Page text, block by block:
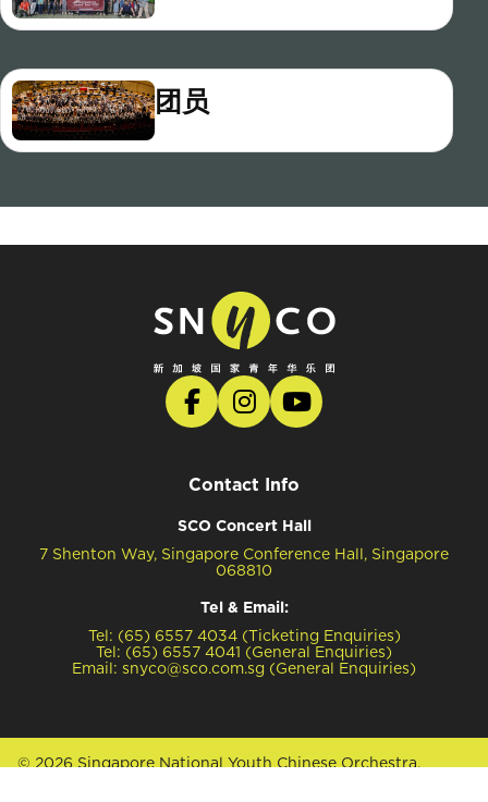
团员
Contact Info
SCO Concert Hall
7 Shenton Way, Singapore Conference Hall, Singapore
068810
Tel & Email:
Tel: (65) 6557 4034 (Ticketing Enquiries)
Tel: (65) 6557 4041 (General Enquiries)
Email: snyco@sco.com.sg (General Enquiries)
© 2026 Singapore National Youth Chinese Orchestra.